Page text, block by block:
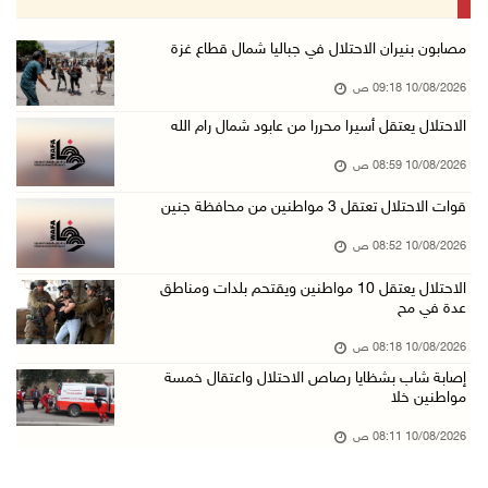
الاحتلال يواصل عدوانه على غزة والضفة.. إصابات ...
09/آب/2026 11:59 م
"نقابة الصحفيين": 108 اعتداءات بحق الصحفيين ا ...
09/آب/2026 11:02 م
الاحتلال يقتحم بلدات عتيل وزيتا وباقة الشرقية ...
09/آب/2026 10:35 م
مستعمرون إرهابيون وقوات الاحتلال يقتحمون قرية ...
09/آب/2026 10:31 م
قصف مدفعي للاحتلال وإطلاق نار كثيف شمال ووسط ...
مصابون بنيران الاحتلال في جباليا شمال قطاع غزة
10/08/2026 09:18 ص
الاحتلال يعتقل أسيرا محررا من عابود شمال رام الله
10/08/2026 08:59 ص
قوات الاحتلال تعتقل 3 مواطنين من محافظة جنين
10/08/2026 08:52 ص
الاحتلال يعتقل 10 مواطنين ويقتحم بلدات ومناطق
عدة في مح
10/08/2026 08:18 ص
إصابة شاب بشظايا رصاص الاحتلال واعتقال خمسة
مواطنين خلا
10/08/2026 08:11 ص